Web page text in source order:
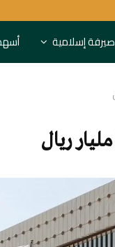
صيرفة إسلامية